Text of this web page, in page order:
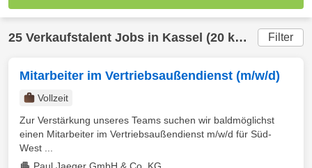
25 Verkaufstalent Jobs in Kassel (20 km) gefunden Filter
Mitarbeiter im Vertriebsaußendienst (m/w/d)
Vollzeit
Zur Verstärkung unseres Teams suchen wir baldmöglichst
einen Mitarbeiter im Vertriebsaußendienst m/w/d für Süd-
West ...